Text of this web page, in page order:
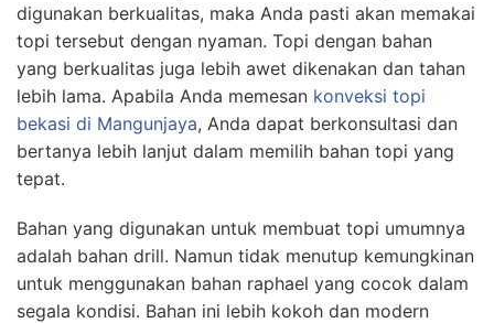
digunakan berkualitas, maka Anda pasti akan memakai
topi tersebut dengan nyaman. Topi dengan bahan
yang berkualitas juga lebih awet dikenakan dan tahan
lebih lama. Apabila Anda memesan konveksi topi
bekasi di Mangunjaya, Anda dapat berkonsultasi dan
bertanya lebih lanjut dalam memilih bahan topi yang
tepat.
Bahan yang digunakan untuk membuat topi umumnya
adalah bahan drill. Namun tidak menutup kemungkinan
untuk menggunakan bahan raphael yang cocok dalam
segala kondisi. Bahan ini lebih kokoh dan modern